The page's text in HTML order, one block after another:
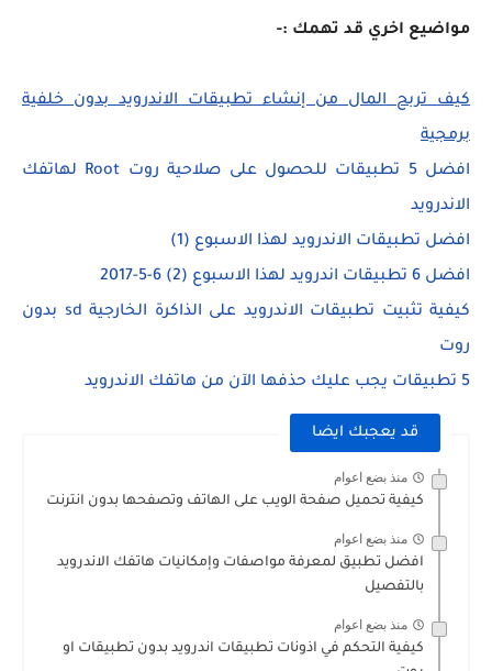
مواضيع اخري قد تهمك :-
كيف تربح المال من إنشاء تطبيقات الاندرويد بدون خلفية
برمجية
افضل 5 تطبيقات للحصول على صلاحية روت Root لهاتفك
الاندرويد
افضل تطبيقات الاندرويد لهذا الاسبوع (1)
افضل 6 تطبيقات اندرويد لهذا الاسبوع (2) 6-5-2017
كيفية تثبيت تطبيقات الاندرويد على الذاكرة الخارجية sd
بدون
روت
5 تطبيقات يجب عليك حذفها الآن من هاتفك الاندرويد
قد يعجبك ايضا
منذ بضع اعوام
كيفية تحميل صفحة الويب على الهاتف وتصفحها بدون انترنت
منذ بضع اعوام
افضل تطبيق لمعرفة مواصفات وإمكانيات هاتفك الاندرويد
بالتفصيل
منذ بضع اعوام
كيفية التحكم في اذونات تطبيقات اندرويد بدون تطبيقات او